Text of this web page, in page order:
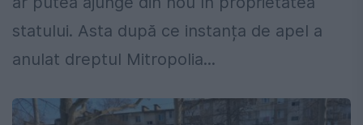
statului. Asta după ce instanța de apel a
anulat dreptul Mitropolia...